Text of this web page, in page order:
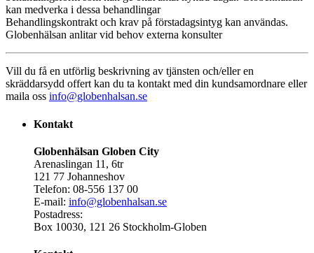
kan medverka i dessa behandlingar
Behandlingskontrakt och krav på förstadagsintyg kan användas.
Globenhälsan anlitar vid behov externa konsulter
Vill du få en utförlig beskrivning av tjänsten och/eller en
skräddarsydd offert kan du ta kontakt med din kundsamordnare eller
maila oss info@globenhalsan.se
Kontakt
Globenhälsan Globen City
Arenaslingan 11, 6tr
121 77 Johanneshov
Telefon: 08-556 137 00
E-mail: info@globenhalsan.se
Postadress:
Box 10030, 121 26 Stockholm-Globen